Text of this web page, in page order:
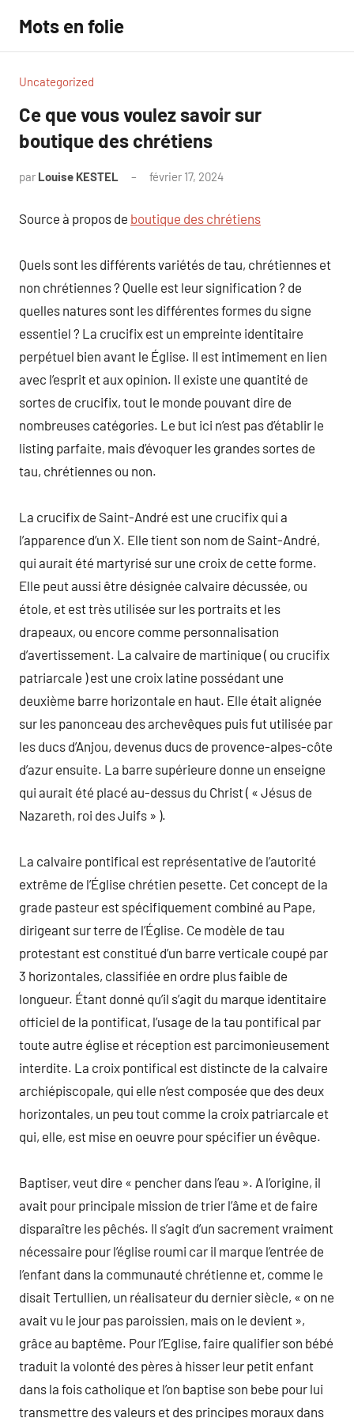
contenu
Mots en folie
Uncategorized
Ce que vous voulez savoir sur
boutique des chrétiens
par Louise KESTEL février 17, 2024
Source à propos de boutique des chrétiens
Quels sont les différents variétés de tau, chrétiennes et
non chrétiennes ? Quelle est leur signification ? de
quelles natures sont les différentes formes du signe
essentiel ? La crucifix est un empreinte identitaire
perpétuel bien avant le Église. Il est intimement en lien
avec l’esprit et aux opinion. Il existe une quantité de
sortes de crucifix, tout le monde pouvant dire de
nombreuses catégories. Le but ici n’est pas d’établir le
listing parfaite, mais d’évoquer les grandes sortes de
tau, chrétiennes ou non.
La crucifix de Saint-André est une crucifix qui a
l’apparence d’un X. Elle tient son nom de Saint-André,
qui aurait été martyrisé sur une croix de cette forme.
Elle peut aussi être désignée calvaire décussée, ou
étole, et est très utilisée sur les portraits et les
drapeaux, ou encore comme personnalisation
d’avertissement. La calvaire de martinique ( ou crucifix
patriarcale ) est une croix latine possédant une
deuxième barre horizontale en haut. Elle était alignée
sur les panonceau des archevêques puis fut utilisée par
les ducs d’Anjou, devenus ducs de provence-alpes-côte
d’azur ensuite. La barre supérieure donne un enseigne
qui aurait été placé au-dessus du Christ ( « Jésus de
Nazareth, roi des Juifs » ).
La calvaire pontifical est représentative de l’autorité
extrême de l’Église chrétien pesette. Cet concept de la
grade pasteur est spécifiquement combiné au Pape,
dirigeant sur terre de l’Église. Ce modèle de tau
protestant est constitué d’un barre verticale coupé par
3 horizontales, classifiée en ordre plus faible de
longueur. Étant donné qu’il s’agit du marque identitaire
officiel de la pontificat, l’usage de la tau pontifical par
toute autre église et réception est parcimonieusement
interdite. La croix pontifical est distincte de la calvaire
archiépiscopale, qui elle n’est composée que des deux
horizontales, un peu tout comme la croix patriarcale et
qui, elle, est mise en oeuvre pour spécifier un évêque.
Baptiser, veut dire « pencher dans l’eau ». A l’origine, il
avait pour principale mission de trier l’âme et de faire
disparaître les pêchés. Il s’agit d’un sacrement vraiment
nécessaire pour l’église roumi car il marque l’entrée de
l’enfant dans la communauté chrétienne et, comme le
disait Tertullien, un réalisateur du dernier siècle, « on ne
avait vu le jour pas paroissien, mais on le devient »,
grâce au baptême. Pour l’Eglise, faire qualifier son bébé
traduit la volonté des pères à hisser leur petit enfant
dans la fois catholique et l’on baptise son bebe pour lui
transmettre des valeurs et des principes moraux dans